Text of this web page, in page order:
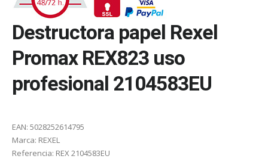
Destructora papel Rexel
Promax REX823 uso
profesional 2104583EU
EAN: 5028252614795
Marca: REXEL
Referencia: REX 2104583EU